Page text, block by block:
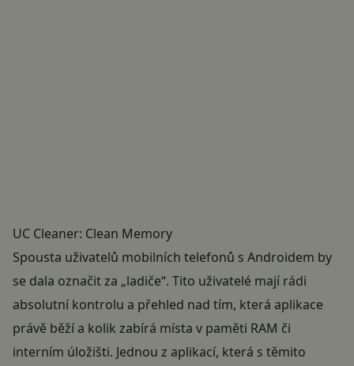
UC Cleaner: Clean Memory
Spousta uživatelů mobilních telefonů s Androidem by
se dala označit za „ladiče“. Tito uživatelé mají rádi
absolutní kontrolu a přehled nad tím, která aplikace
právě běží a kolik zabírá místa v paměti RAM či
interním úložišti. Jednou z aplikací, která s těmito